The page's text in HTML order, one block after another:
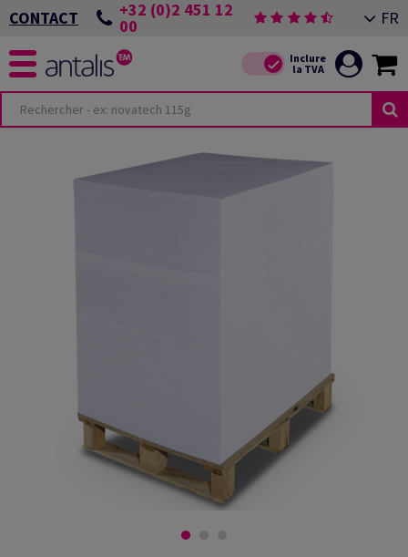
CONTACT +32 (0)2 451 12
00 FR